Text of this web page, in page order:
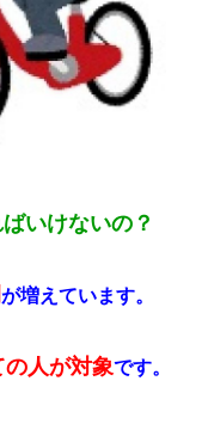
いけないの？
が増えています。
人が対象です。